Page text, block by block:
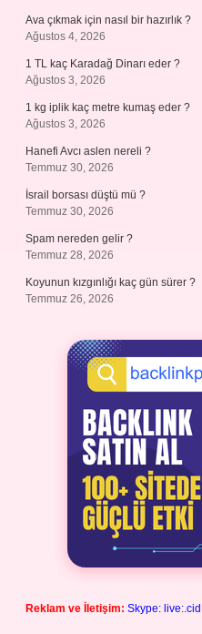
Ava çıkmak için nasıl bir hazırlık ?
Ağustos 4, 2026
1 TL kaç Karadağ Dinarı eder ?
Ağustos 3, 2026
1 kg iplik kaç metre kumaş eder ?
Ağustos 3, 2026
Hanefi Avcı aslen nereli ?
Temmuz 30, 2026
İsrail borsası düştü mü ?
Temmuz 30, 2026
Spam nereden gelir ?
Temmuz 28, 2026
Koyunun kızgınlığı kaç gün sürer ?
Temmuz 26, 2026
Reklam ve İletişim: Skype: